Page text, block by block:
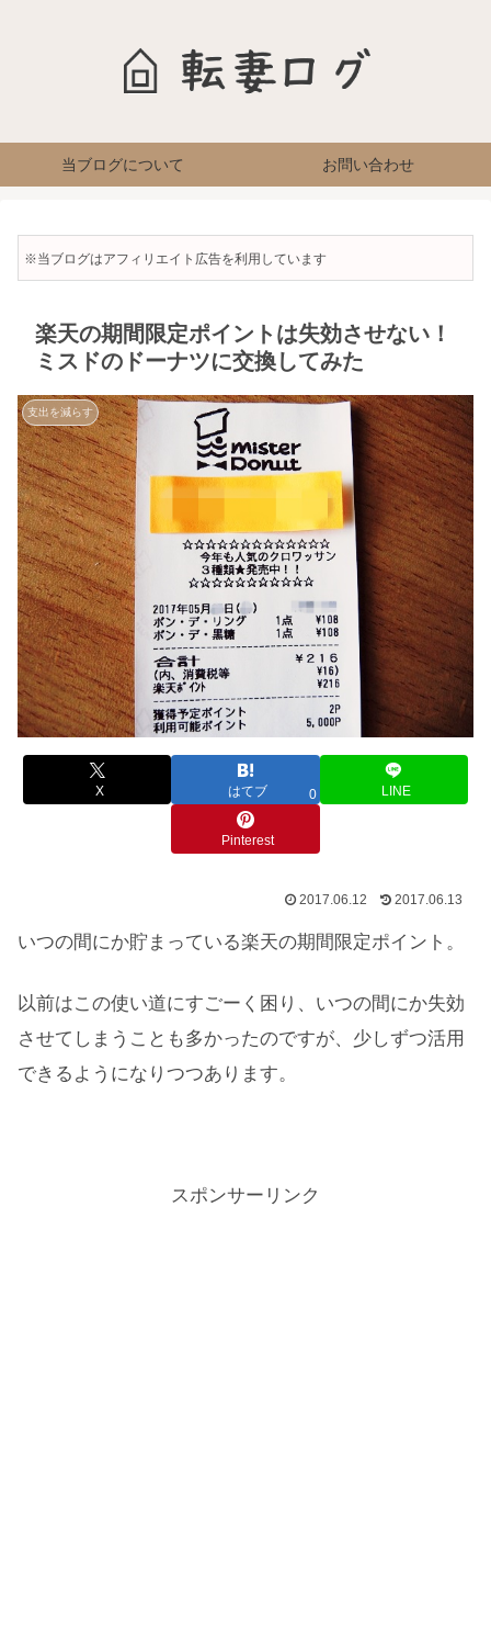
当ブログについて お問い合わせ
※当ブログはアフィリエイト広告を利用しています
楽天の期間限定ポイントは失効させない！
ミスドのドーナツに交換してみた
支出を減らす
X はてブ 0 LINE
Pinterest
2017.06.12 2017.06.13
いつの間にか貯まっている楽天の期間限定ポイント。
以前はこの使い道にすごーく困り、いつの間にか失効
させてしまうことも多かったのですが、少しずつ活用
できるようになりつつあります。
スポンサーリンク